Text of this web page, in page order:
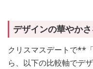
デザインの華やか
クリスマスデートで**
ら、以下の比較軸でデ